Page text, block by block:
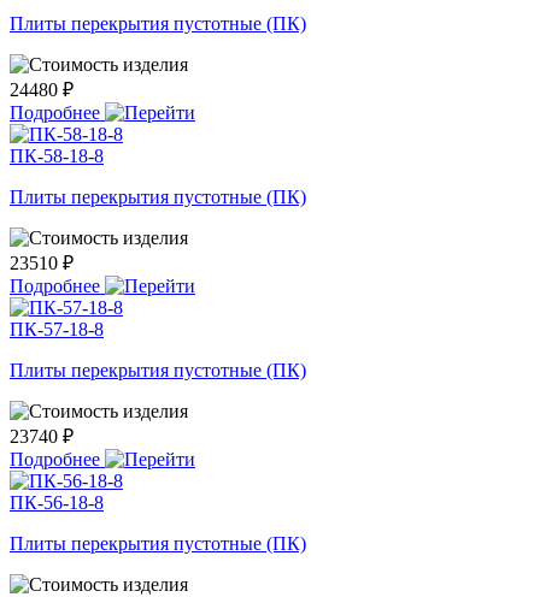
Плиты перекрытия пустотные (ПК)
24480 ₽
Подробнее
ПК-58-18-8
Плиты перекрытия пустотные (ПК)
23510 ₽
Подробнее
ПК-57-18-8
Плиты перекрытия пустотные (ПК)
23740 ₽
Подробнее
ПК-56-18-8
Плиты перекрытия пустотные (ПК)